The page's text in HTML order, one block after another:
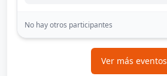
No hay otros participantes
Ver más eventos